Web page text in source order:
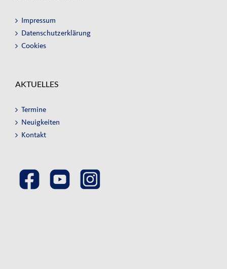
Impressum
Datenschutzerklärung
Cookies
AKTUELLES
Termine
Neuigkeiten
Kontakt